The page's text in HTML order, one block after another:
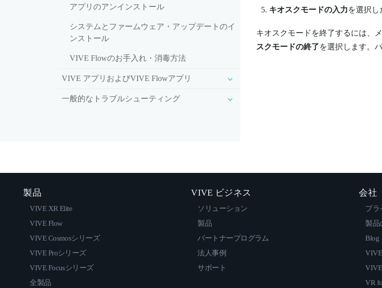
アプリのアンインストール
システムとファームウェア・アップデートのイ
ンストール
VIVE Flowのお手入れ・消毒方法
VIVE アプリおよびVIVE Flowアプリ
一般的なトラブルシューティング
キオスクモードの入力を選択し
キオスクモードを終了するには、
スクモードの終了 を選択します。
製品
VIVE XR Elite
VIVE Flow
VIVE Cosmosシリーズ
VIVE Proシリーズ
VIVE Focusシリーズ
全製品
VIVE ビジネス
ソリューション
製品
パートナープログラム
法人事例
サポート
会社
プラ
製品
Blog
VR